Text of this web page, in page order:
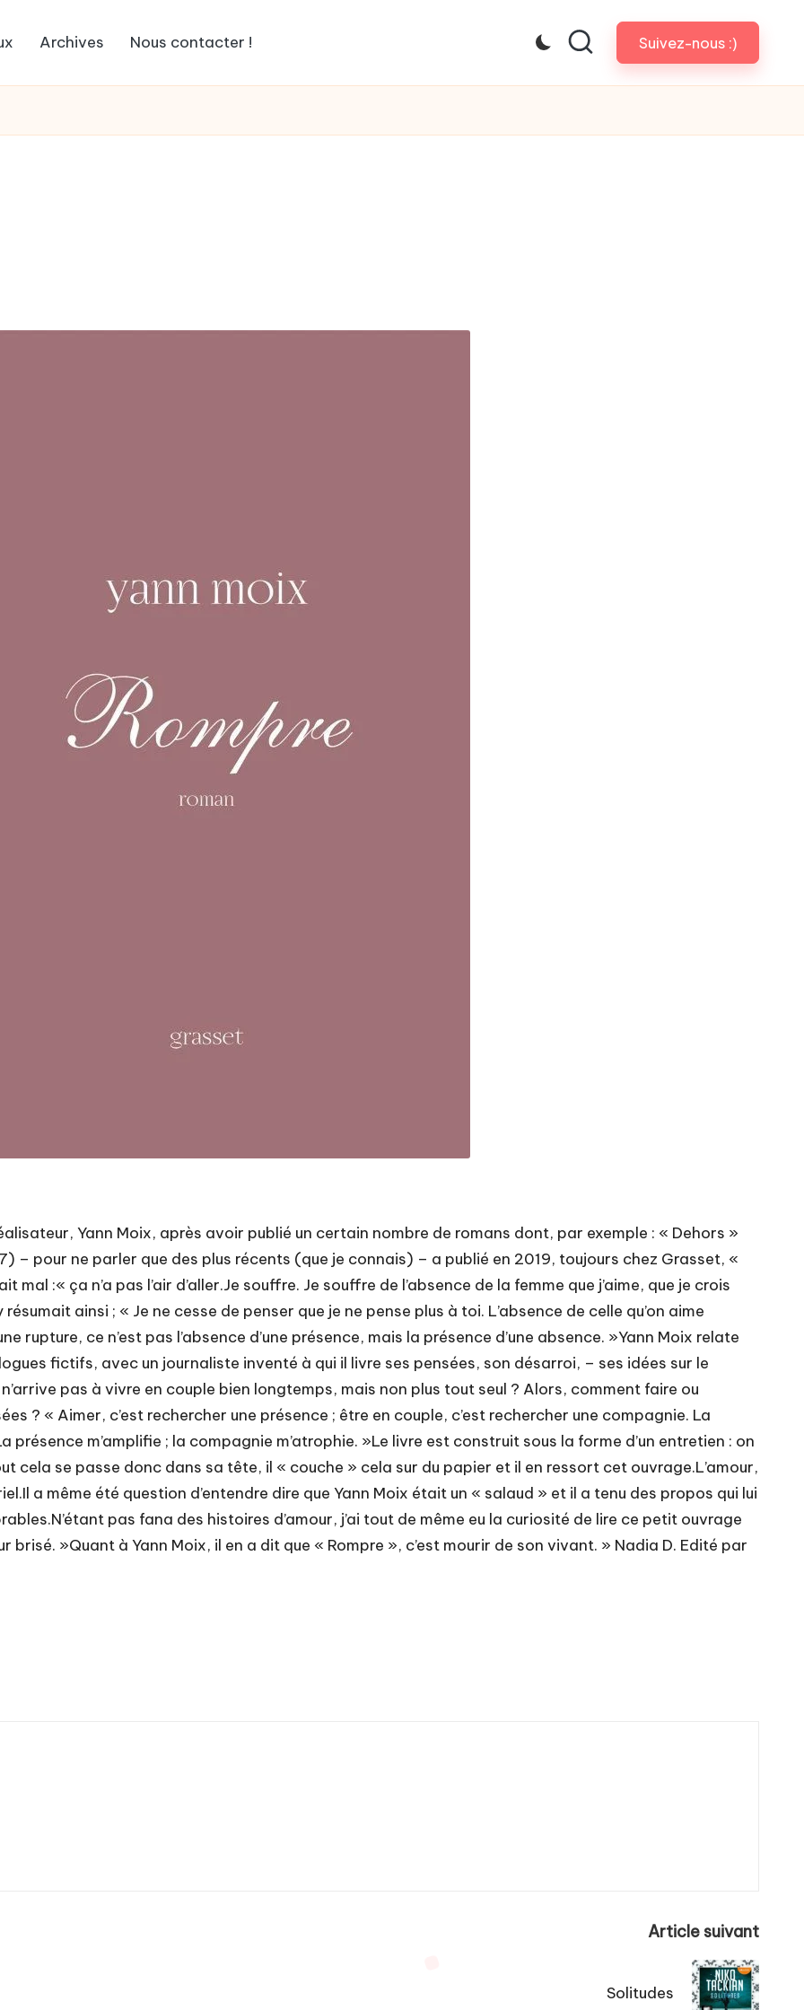
Archives Nous contacter ! Suivez-nous :)
Yann Moix, après avoir publié un certain nombre de romans dont, par exemple : « Dehors »
– pour ne parler que des plus récents (que je connais) – a publié en 2019, toujours chez Grasset, «
mal :« ça n’a pas l’air d’aller.Je souffre. Je souffre de l’absence de la femme que j’aime, que je crois
ainsi ; « Je ne cesse de penser que je ne pense plus à toi. L’absence de celle qu’on aime
rupture, ce n’est pas l’absence d’une présence, mais la présence d’une absence. »Yann Moix relate
fictifs, avec un journaliste inventé à qui il livre ses pensées, son désarroi, – ses idées sur le
pas à vivre en couple bien longtemps, mais non plus tout seul ? Alors, comment faire ou
? « Aimer, c’est rechercher une présence ; être en couple, c’est rechercher une compagnie. La
présence m’amplifie ; la compagnie m’atrophie. »Le livre est construit sous la forme d’un entretien : on
cela se passe donc dans sa tête, il « couche » cela sur du papier et il en ressort cet ouvrage.L’amour,
a même été question d’entendre dire que Yann Moix était un « salaud » et il a tenu des propos qui lui
pas fana des histoires d’amour, j’ai tout de même eu la curiosité de lire ce petit ouvrage
brisé. »Quant à Yann Moix, il en a dit que « Rompre », c’est mourir de son vivant. » Nadia D. Edité par
Article suivant
Solitudes